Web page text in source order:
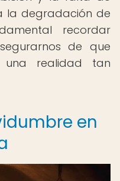
la degradación de
recordar
de que
realidad tan
en